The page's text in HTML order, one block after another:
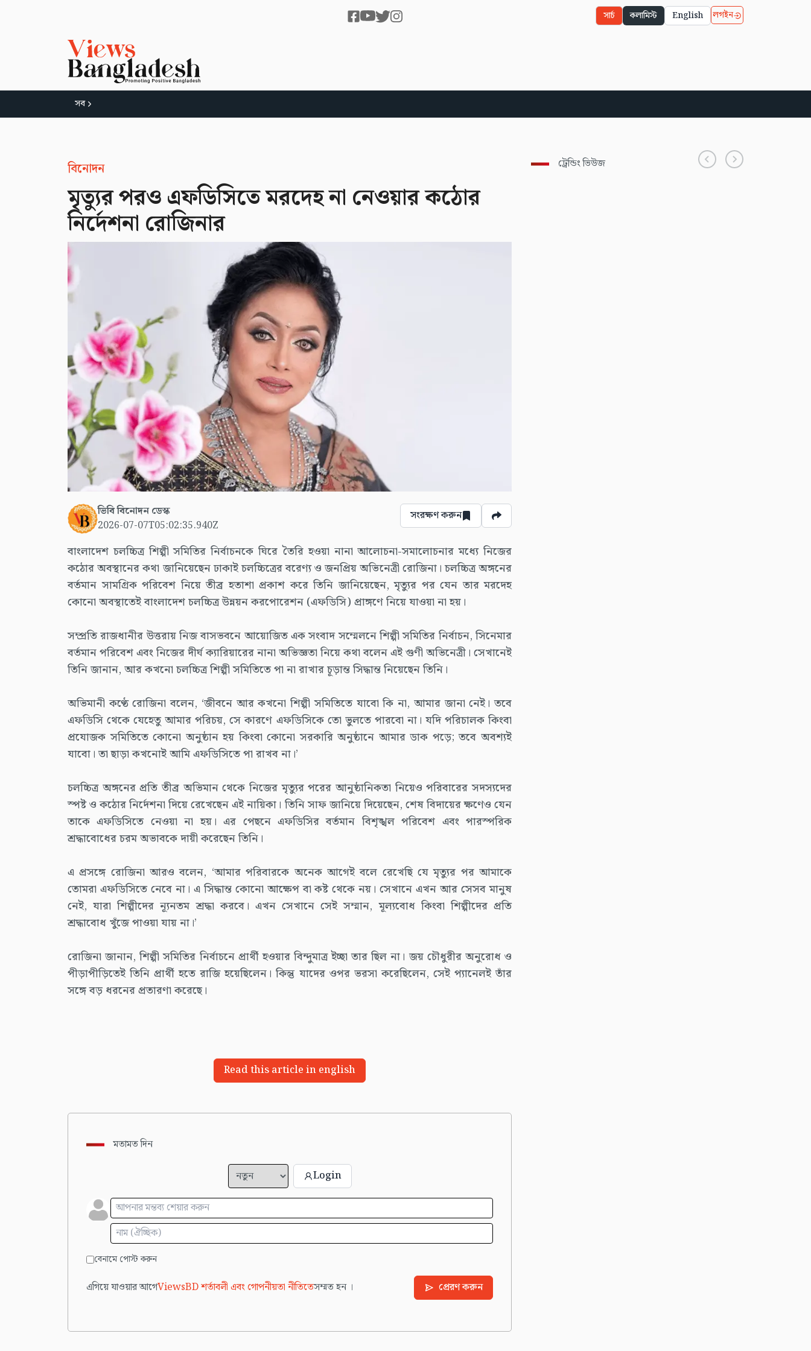
সার্চ কলামিস্ট English লগইন
সব
বিনোদন
মৃত্যুর পরও এফডিসিতে মরদেহ না নেওয়ার কঠোর
নির্দেশনা রোজিনার
ভিবি বিনোদন ডেস্ক
2026-07-07T05:02:35.940Z
সংরক্ষণ করুন
বাংলাদেশ চলচ্চিত্র শিল্পী সমিতির নির্বাচনকে ঘিরে তৈরি হওয়া নানা আলোচনা-সমালোচনার মধ্যে নিজের
কঠোর অবস্থানের কথা জানিয়েছেন ঢাকাই চলচ্চিত্রের বরেণ্য ও জনপ্রিয় অভিনেত্রী রোজিনা। চলচ্চিত্র অঙ্গনের
বর্তমান সামগ্রিক পরিবেশ নিয়ে তীব্র হতাশা প্রকাশ করে তিনি জানিয়েছেন, মৃত্যুর পর যেন তার মরদেহ
কোনো অবস্থাতেই বাংলাদেশ চলচ্চিত্র উন্নয়ন করপোরেশন (এফডিসি) প্রাঙ্গণে নিয়ে যাওয়া না হয়।
সম্প্রতি রাজধানীর উত্তরায় নিজ বাসভবনে আয়োজিত এক সংবাদ সম্মেলনে শিল্পী সমিতির নির্বাচন, সিনেমার
বর্তমান পরিবেশ এবং নিজের দীর্ঘ ক্যারিয়ারের নানা অভিজ্ঞতা নিয়ে কথা বলেন এই গুণী অভিনেত্রী। সেখানেই
তিনি জানান, আর কখনো চলচ্চিত্র শিল্পী সমিতিতে পা না রাখার চূড়ান্ত সিদ্ধান্ত নিয়েছেন তিনি।
অভিমানী কণ্ঠে রোজিনা বলেন, ‘জীবনে আর কখনো শিল্পী সমিতিতে যাবো কি না, আমার জানা নেই। তবে
এফডিসি থেকে যেহেতু আমার পরিচয়, সে কারণে এফডিসিকে তো ভুলতে পারবো না। যদি পরিচালক কিংবা
প্রযোজক সমিতিতে কোনো অনুষ্ঠান হয় কিংবা কোনো সরকারি অনুষ্ঠানে আমার ডাক পড়ে; তবে অবশ্যই
যাবো। তা ছাড়া কখনোই আমি এফডিসিতে পা রাখব না।’
চলচ্চিত্র অঙ্গনের প্রতি তীব্র অভিমান থেকে নিজের মৃত্যুর পরের আনুষ্ঠানিকতা নিয়েও পরিবারের সদস্যদের
স্পষ্ট ও কঠোর নির্দেশনা দিয়ে রেখেছেন এই নায়িকা। তিনি সাফ জানিয়ে দিয়েছেন, শেষ বিদায়ের ক্ষণেও যেন
তাকে এফডিসিতে নেওয়া না হয়। এর পেছনে এফডিসির বর্তমান বিশৃঙ্খল পরিবেশ এবং পারস্পরিক
শ্রদ্ধাবোধের চরম অভাবকে দায়ী করেছেন তিনি।
এ প্রসঙ্গে রোজিনা আরও বলেন, ‘আমার পরিবারকে অনেক আগেই বলে রেখেছি যে মৃত্যুর পর আমাকে
তোমরা এফডিসিতে নেবে না। এ সিদ্ধান্ত কোনো আক্ষেপ বা কষ্ট থেকে নয়। সেখানে এখন আর সেসব মানুষ
নেই, যারা শিল্পীদের ন্যূনতম শ্রদ্ধা করবে। এখন সেখানে সেই সম্মান, মূল্যবোধ কিংবা শিল্পীদের প্রতি
শ্রদ্ধাবোধ খুঁজে পাওয়া যায় না।’
রোজিনা জানান, শিল্পী সমিতির নির্বাচনে প্রার্থী হওয়ার বিন্দুমাত্র ইচ্ছা তার ছিল না। জয় চৌধুরীর অনুরোধ ও
পীড়াপীড়িতেই তিনি প্রার্থী হতে রাজি হয়েছিলেন। কিন্তু যাদের ওপর ভরসা করেছিলেন, সেই প্যানেলই তাঁর
সঙ্গে বড় ধরনের প্রতারণা করেছে।
Read this article in english
মতামত দিন
Login
বেনামে পোস্ট করুন
এগিয়ে যাওয়ার আগেViewsBD শর্তাবলী এবং গোপনীয়তা নীতিতেসম্মত হন । প্রেরণ করুন
ট্রেন্ডিং ভিউজ